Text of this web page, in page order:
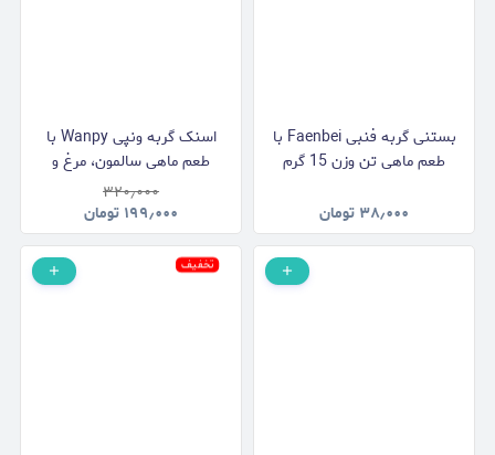
بستنی گربه فنبی Faenbei با
طعم ماهی تن وزن 15 گرم
۳۸٫۰۰۰ تومان
اسنک گربه ونپی Wanpy با
طعم ماهی سالمون، مرغ و
هویج وزن 90 گرم
۳۲۰٫۰۰۰
۱۹۹٫۰۰۰ تومان
تخفیف